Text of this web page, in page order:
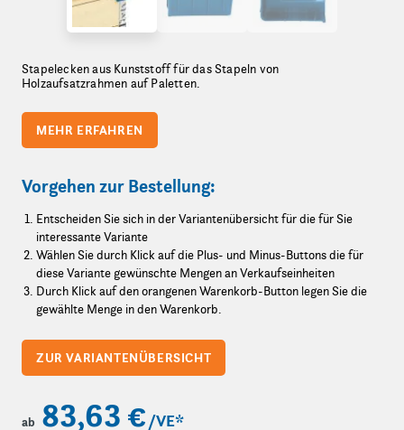
Stapelecken aus Kunststoff für das Stapeln von
Holzaufsatzrahmen auf Paletten.
MEHR ERFAHREN
Vorgehen zur Bestellung:
Entscheiden Sie sich in der Variantenübersicht für die für Sie
interessante Variante
Wählen Sie durch Klick auf die Plus- und Minus-Buttons die für
diese Variante gewünschte Mengen an Verkaufseinheiten
Durch Klick auf den orangenen Warenkorb-Button legen Sie die
gewählte Menge in den Warenkorb.
ZUR VARIANTENÜBERSICHT
ab 83,63 € /VE*